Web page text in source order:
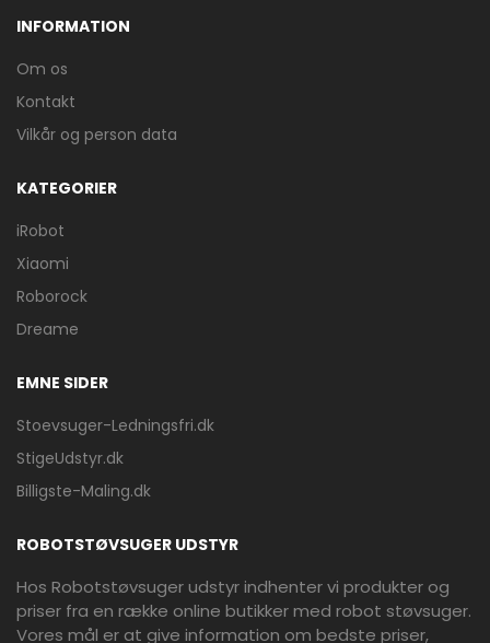
INFORMATION
Om os
Kontakt
Vilkår og person data
KATEGORIER
iRobot
Xiaomi
Roborock
Dreame
EMNE SIDER
Stoevsuger-Ledningsfri.dk
StigeUdstyr.dk
Billigste-Maling.dk
ROBOTSTØVSUGER UDSTYR
Hos Robotstøvsuger udstyr indhenter vi produkter og
priser fra en række online butikker med robot støvsuger.
Vores mål er at give information om bedste priser,